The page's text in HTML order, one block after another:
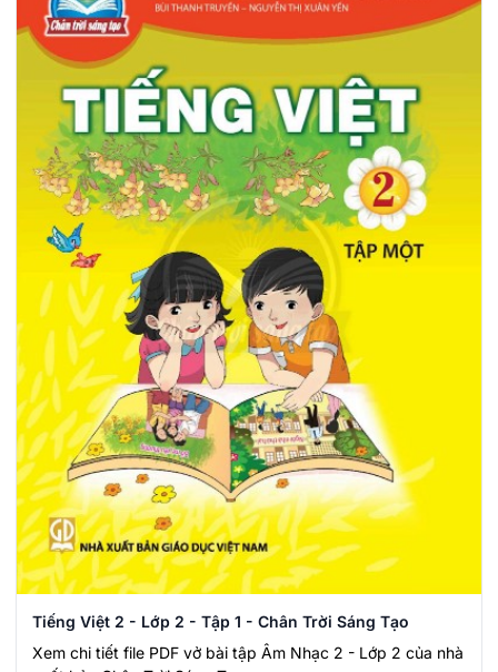
Tiếng Việt 2 - Lớp 2 - Tập 1 - Chân Trời Sáng Tạo
Xem chi tiết file PDF vở bài tập Âm Nhạc 2 - Lớp 2 của nhà